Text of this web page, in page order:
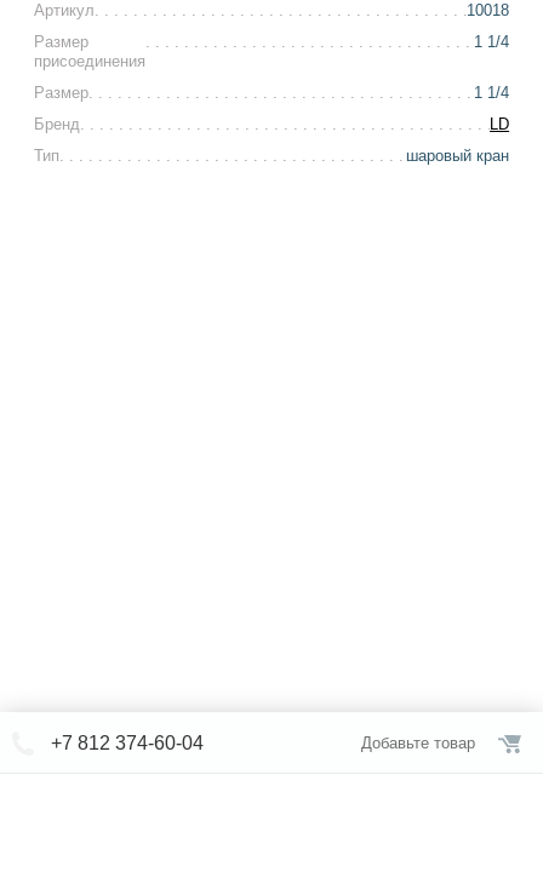
Артикул
10018
Размер
присоединения
1 1/4
Размер
1 1/4
Бренд
LD
Тип
шаровый кран
+7 812 374-60-04 Добавьте товар